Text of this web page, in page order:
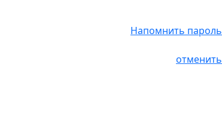
Напомнить пароль
отменить